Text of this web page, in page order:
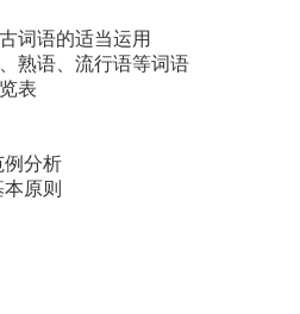
词语的适当运用
熟语、流行语等词语
表
例分析
原则